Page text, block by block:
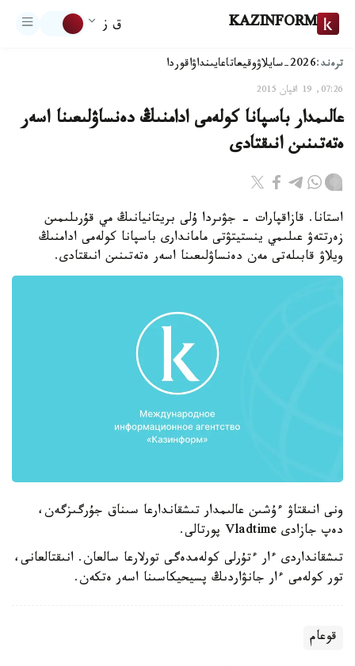
KAZINFORM ق ز
ترەند:2026-سايلاۋ وقيعاتاعايىنداۋاقوردا
07:26, 19 اقپان 2015
عالىمدار باسپانا كولەمى ادامنىڭ دەنساۋلىعىنا اسەر
ەتەتىنىن انىقتادى
استانا. قازاقپارات - جۋىردا ۇلى بريتانيانىڭ مي قۇرىلىمىن
زەرتتەۋ عىلىمي ينستيتۋتى ماماندارى باسپانا كولەمى ادامنىڭ
ويلاۋ قابىلەتى مەن دەنساۋلىعىنا اسەر ەتەتىنىن انىقتادى.
ونى انىقتاۋ ءۇشىن عالىمدار تىشقاندارعا سىناق جۇرگىزگەن،
دەپ جازادى Vladtime پورتالى.
تىشقانداردى ءار ءتۇرلى كولەمدەگى تورلارعا سالعان. انىقتالعانى،
تور كولەمى ءار جانۋاردىڭ پسيحيكاسىنا اسەر ەتكەن.
قوعام